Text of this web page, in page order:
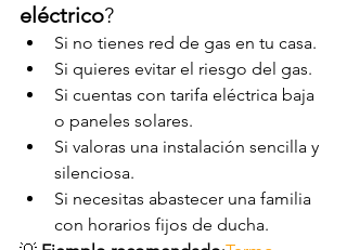
eléctrico?
Si no tienes red de gas en tu casa.
Si quieres evitar el riesgo del gas.
Si cuentas con tarifa eléctrica baja
o paneles solares.
Si valoras una instalación sencilla y
silenciosa.
Si necesitas abastecer una familia
con horarios fijos de ducha.